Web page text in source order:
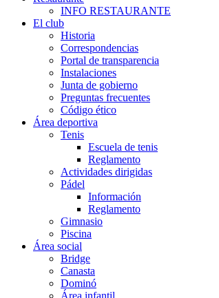
INFO RESTAURANTE
El club
Historia
Correspondencias
Portal de transparencia
Instalaciones
Junta de gobierno
Preguntas frecuentes
Código ético
Área deportiva
Tenis
Escuela de tenis
Reglamento
Actividades dirigidas
Pádel
Información
Reglamento
Gimnasio
Piscina
Área social
Bridge
Canasta
Dominó